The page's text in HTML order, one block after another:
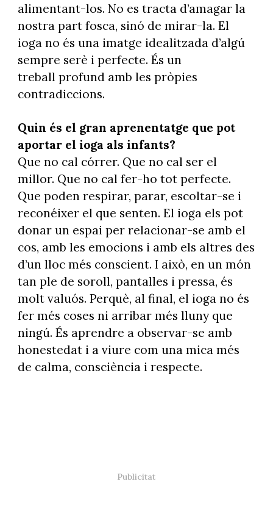
alimentant-los. No es tracta d’amagar la
nostra part fosca, sinó de mirar-la. El
ioga no és una imatge idealitzada d’algú
sempre serè i perfecte. És un
treball profund amb les pròpies
contradiccions.
Quin és el gran aprenentatge que pot
aportar el ioga als infants?
Que no cal córrer. Que no cal ser el
millor. Que no cal fer-ho tot perfecte.
Que poden respirar, parar, escoltar-se i
reconéixer el que senten. El ioga els pot
donar un espai per relacionar-se amb el
cos, amb les emocions i amb els altres des
d’un lloc més conscient. I això, en un món
tan ple de soroll, pantalles i pressa, és
molt valuós. Perquè, al final, el ioga no és
fer més coses ni arribar més lluny que
ningú. És aprendre a observar-se amb
honestedat i a viure com una mica més
de calma, consciència i respecte.